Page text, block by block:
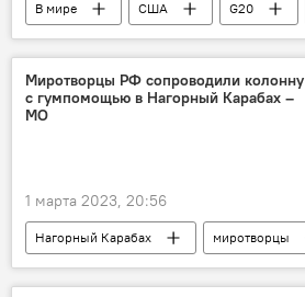
В мире США G20
Миротворцы РФ сопроводили колонну
с гумпомощью в Нагорный Карабах –
МО
1 марта 2023, 20:56
Нагорный Карабах
миротворцы
РФ
Гумпомощь МО